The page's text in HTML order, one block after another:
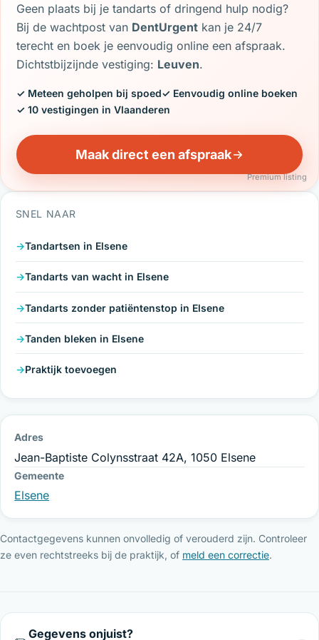
Geen plaats bij je tandarts of dringend hulp nodig?
Bij de wachtpost van DentUrgent kan je 24/7
terecht en boek je eenvoudig online een afspraak.
Dichtstbijzijnde vestiging: Leuven.
✓ Meteen geholpen bij spoed✓ Eenvoudig online boeken
✓ 10 vestigingen in Vlaanderen
Maak direct een afspraak
Premium listing
SNEL NAAR
Tandartsen in Elsene
Tandarts van wacht in Elsene
Tandarts zonder patiëntenstop in Elsene
Tanden bleken in Elsene
Praktijk toevoegen
Adres
Jean-Baptiste Colynsstraat 42A, 1050 Elsene
Gemeente
Elsene
Contactgegevens kunnen onvolledig of verouderd zijn. Controleer
ze even rechtstreeks bij de praktijk, of meld een correctie.
Gegevens onjuist?